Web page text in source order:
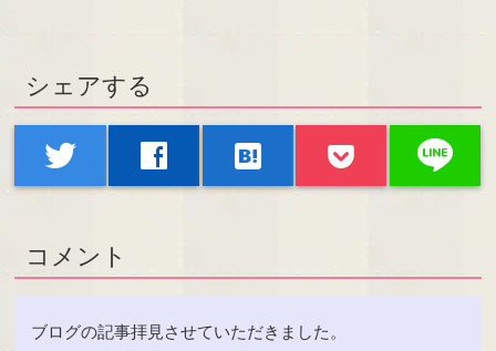
シェアする
twitter facebook hatenabookmark line
コメント
ブログの記事拝見させていただきました。